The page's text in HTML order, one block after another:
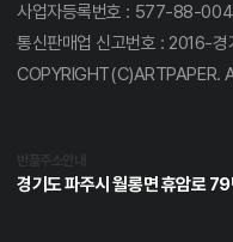
사업자등록번호 : 577-88-
통신판매업 신고번호 : 2016-
COPYRIGHT(C)ARTPAPER.
경기도 파주시 월롱면 휴암로